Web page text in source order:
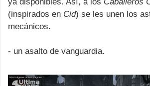
(inspirados en Cid) se les unen los
mecánicos.
- un asalto de vanguardia.